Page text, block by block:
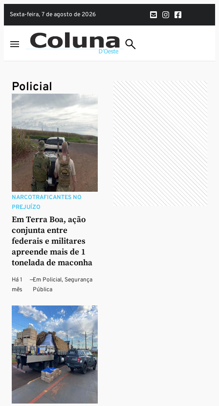
sexta-feira, 7 de agosto de 2026
Policial
NARCOTRAFICANTES NO
PREJUÍZO
Em Terra Boa, ação
conjunta entre
federais e militares
apreende mais de 1
tonelada de maconha
Há 1
mês
—Em Policial, Segurança
Pública